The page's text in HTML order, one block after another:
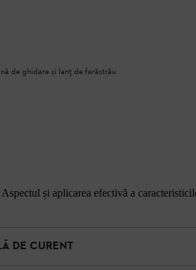
de ghidare și lanț de ferăstrău
și aplicarea efectivă a
DE CURENT